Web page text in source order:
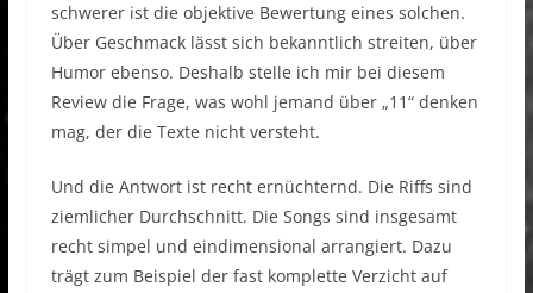
schwerer ist die objektive Bewertung eines solchen.
Über Geschmack lässt sich bekanntlich streiten, über
Humor ebenso. Deshalb stelle ich mir bei diesem
Review die Frage, was wohl jemand über „11“ denken
mag, der die Texte nicht versteht.
Und die Antwort ist recht ernüchternd. Die Riffs sind
ziemlicher Durchschnitt. Die Songs sind insgesamt
recht simpel und eindimensional arrangiert. Dazu
trägt zum Beispiel der fast komplette Verzicht auf